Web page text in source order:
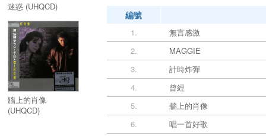
迷惑 (UHQCD)
牆上的肖像
(UHQCD)
編號
1.
無言感激
2.
MAGGIE
3.
計時炸彈
4.
曾經
5.
牆上的肖像
6.
唱一首好歌